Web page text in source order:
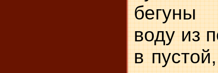
бегуны
воду из
в